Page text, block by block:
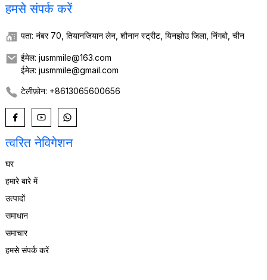
हमसे संपर्क करें
पता: नंबर 70, तियानजियान लेन, शौनान स्ट्रीट, यिनझोउ जिला, निंगबो, चीन
ईमेल: jusmmile@163.com
ईमेल: jusmmile@gmail.com
टेलीफ़ोन: +8613065600656
त्वरित नेविगेशन
घर
हमारे बारे में
उत्पादों
समाधान
समाचार
हमसे संपर्क करें